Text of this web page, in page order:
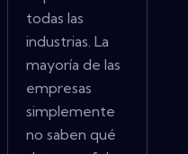
todas las
industrias. La
mayoría de las
empresas
simplemente
no saben qué